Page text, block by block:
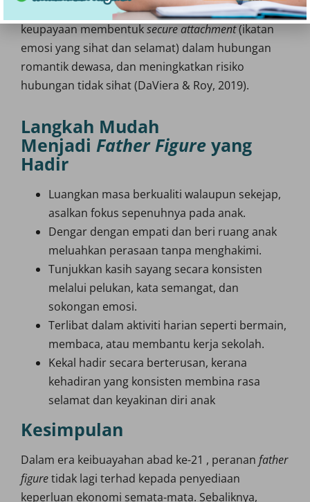
(Kucukkaragoz, 2025). Hal ini menjejaskan
keupayaan membentuksecure attachment(ikatan
emosi yang sihat dan selamat) dalam hubungan
romantik dewasa, dan meningkatkan risiko
hubungan tidak sihat (DaViera & Roy, 2019).
Langkah Mudah
Menjadi Father Figure yang
Hadir
Luangkan masa berkualiti walaupun sekejap,
asalkan fokus sepenuhnya pada anak.
Dengar dengan empati dan beri ruang anak
meluahkan perasaan tanpa menghakimi.
Tunjukkan kasih sayang secara konsisten
melalui pelukan, kata semangat, dan
sokongan emosi.
Terlibat dalam aktiviti harian seperti bermain,
membaca, atau membantu kerja sekolah.
Kekal hadir secara berterusan, kerana
kehadiran yang konsisten membina rasa
selamat dan keyakinan diri anak
Kesimpulan
Dalam era keibuayahan abad ke-21 , peranan father
figuretidak lagi terhad kepada penyediaan
keperluan ekonomi semata-mata. Sebaliknya,